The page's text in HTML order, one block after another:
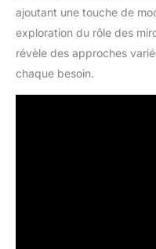
ajoutant une touche de
exploration du rôle des
révèle des approches
chaque besoin.